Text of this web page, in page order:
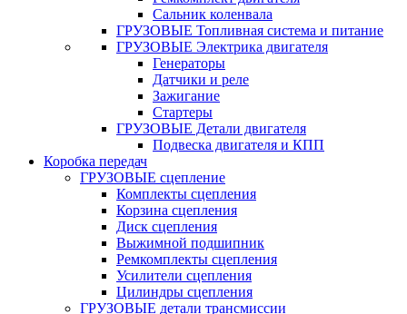
Сальник коленвала
ГРУЗОВЫЕ Топливная система и питание
ГРУЗОВЫЕ Электрика двигателя
Генераторы
Датчики и реле
Зажигание
Стартеры
ГРУЗОВЫЕ Детали двигателя
Подвеска двигателя и КПП
Коробка передач
ГРУЗОВЫЕ сцепление
Комплекты сцепления
Корзина сцепления
Диск сцепления
Выжимной подшипник
Ремкомплекты сцепления
Усилители сцепления
Цилиндры сцепления
ГРУЗОВЫЕ детали трансмиссии